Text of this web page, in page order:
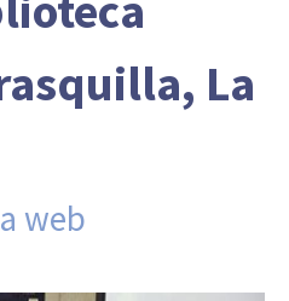
La
web